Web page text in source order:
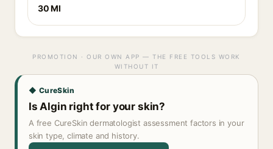
30 Ml
PROMOTION · OUR OWN APP — THE FREE TOOLS WORK
WITHOUT IT
◆ CureSkin
Is Algin right for your skin?
A free CureSkin dermatologist assessment factors in your
skin type, climate and history.